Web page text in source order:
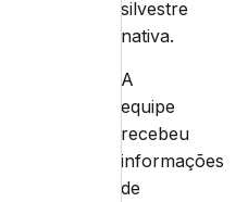
silvestre
nativa.
A
equipe
recebeu
informações
de